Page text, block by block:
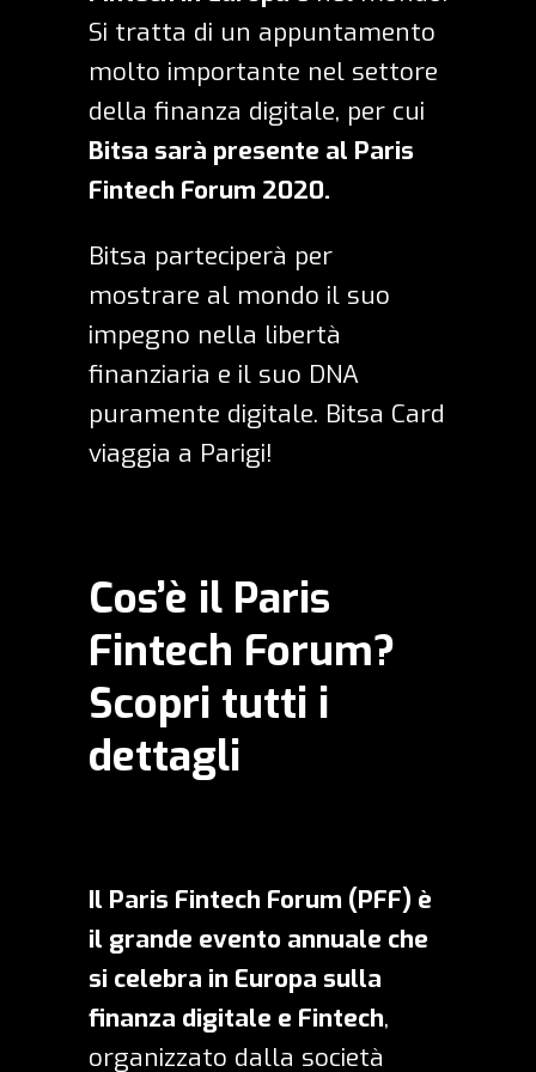
Si tratta di un appuntamento
molto importante nel settore
della finanza digitale, per cui
Bitsa sarà presente al Paris
Fintech Forum 2020.
Bitsa parteciperà per
mostrare al mondo il suo
impegno nella libertà
finanziaria e il suo DNA
puramente digitale. Bitsa Card
viaggia a Parigi!
Cos’è il Paris
Fintech Forum?
Scopri tutti i
dettagli
Il Paris Fintech Forum (PFF) è
il grande evento annuale che
si celebra in Europa sulla
finanza digitale e Fintech,
organizzato dalla società